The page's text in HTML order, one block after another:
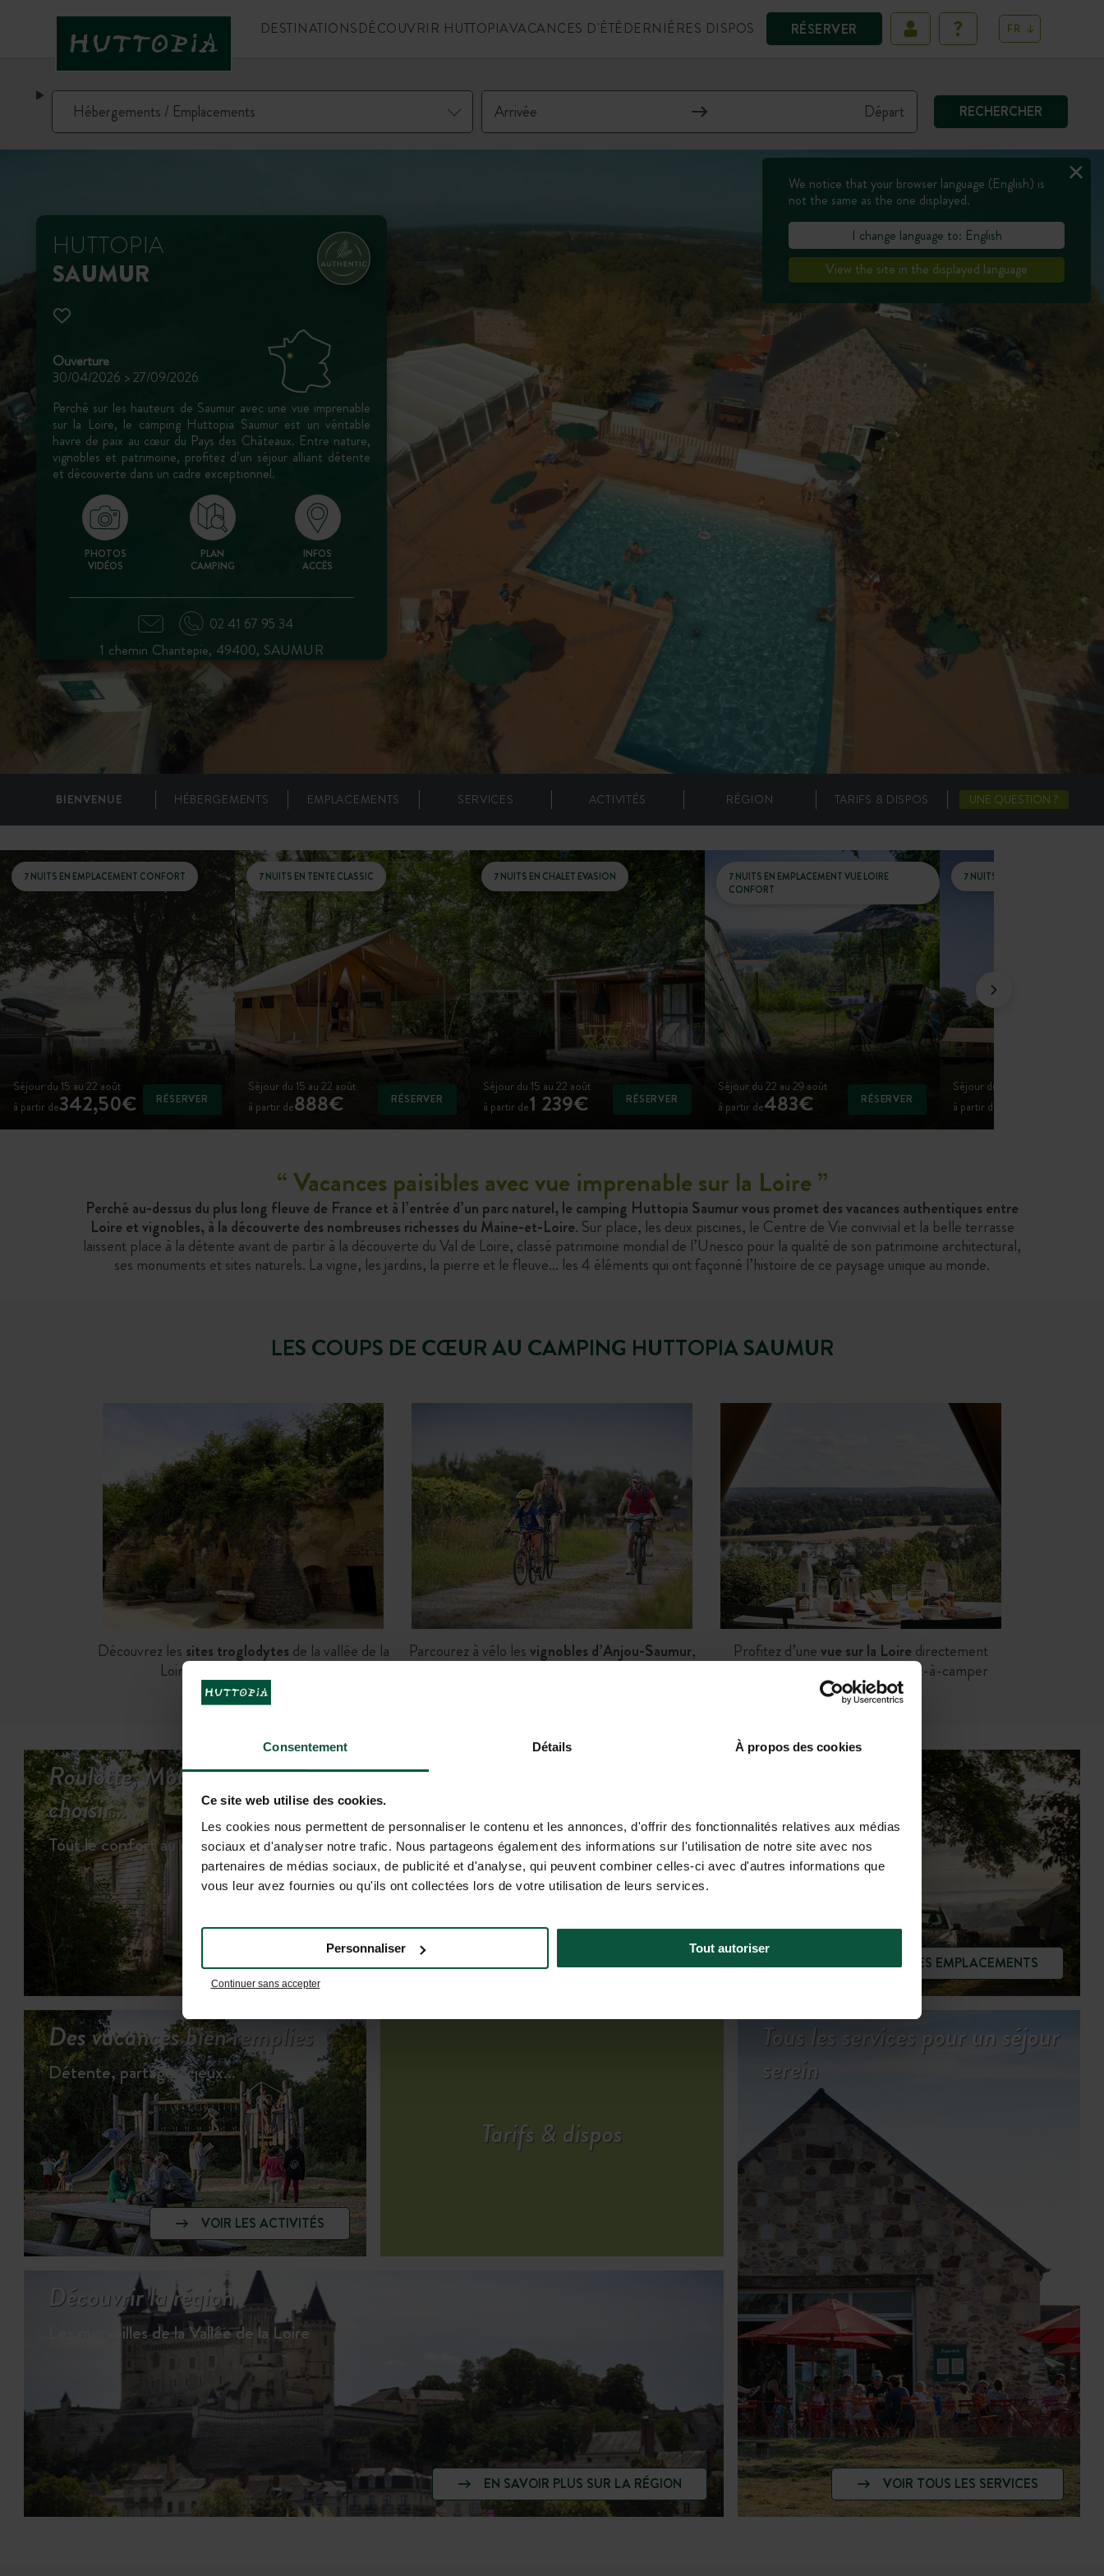
Consentement Détails À propos des cookies
Ce site web utilise des cookies.
Les cookies nous permettent de personnaliser le contenu et les annonces, d'offrir des fonctionnalités relatives aux médias
sociaux et d'analyser notre trafic. Nous partageons également des informations sur l'utilisation de notre site avec nos
partenaires de médias sociaux, de publicité et d'analyse, qui peuvent combiner celles-ci avec d'autres informations que
vous leur avez fournies ou qu'ils ont collectées lors de votre utilisation de leurs services.
Continuer sans accepter
Personnaliser Tout autoriser
RÉSERVER
DESTINATIONSDÉCOUVRIR HUTTOPIAVACANCES D'ÉTÉDERNIÈRES DISPOS FR
RECHERCHER
HUTTOPIA
SAUMUR
Ouverture
30/04/2026 > 27/09/2026
Perché sur les hauteurs de Saumur avec une vue imprenable
sur la Loire, le camping Huttopia Saumur est un véritable
havre de paix au cœur du Pays des Châteaux. Entre nature,
vignobles et patrimoine, profitez d’un séjour alliant détente
et découverte dans un cadre exceptionnel.
PHOTOS
VIDÉOS
PLAN
CAMPING
INFOS
ACCÈS
02 41 67 95 34
1 chemin Chantepie, 49400, SAUMUR
BIENVENUE HÉBERGEMENTS EMPLACEMENTS SERVICES ACTIVITÉS RÉGION TARIFS & DISPOS UNE QUESTION ?
7 NUITS EN EMPLACEMENT CONFORT
Séjour du 15 au 22 août
à partir de342,50€ RÉSERVER
7 NUITS EN TENTE CLASSIC
Séjour du 15 au 22 août
à partir de888€ RÉSERVER
7 NUITS EN CHALET EVASION
Séjour du 15 au 22 août
à partir de1 239€ RÉSERVER
7 NUITS EN EMPLACEMENT VUE LOIRE
CONFORT
Séjour du 22 au 29 août
à partir de483€ RÉSERVER
7 NUITS EN TENTE CLASSIC 4
Séjour du 22 au 29 août
à partir de
“Vacances paisibles avec vue imprenable sur la Loire”
Perché au-dessus du plus long fleuve de France et à l’entrée d’un parc naturel, le camping Huttopia Saumur vous promet des vacances authentiques entre
Loire et vignobles, à la découverte des nombreuses richesses du Maine-et-Loire. Sur place, les deux piscines, le Centre de Vie convivial et la belle terrasse
laissent place à la détente avant de partir à la découverte du Val de Loire, classé patrimoine mondial de l’Unesco pour la qualité de son patrimoine architectural,
ses monuments et sites naturels. La vigne, les jardins, la pierre et le fleuve… les 4 éléments qui ont façonné l’histoire de ce paysage unique au monde.
LES COUPS DE CŒUR AU CAMPING HUTTOPIA SAUMUR
Découvrez les sites troglodytes de la vallée de la
Loire, à deux pas de Saumur
Parcourez à vélo lesvignobles d’Anjou-Saumur,
Profitez d’unevue sur la Loire directement
depuis votre hébergement prêt-à-camper
Roulotte, Mobile-home, Chalet ou Tente à vous de
choisir…
Tout le confort au cœur d'une nature préservée
VOIR LES EMPLACEMENTS
Des vacances bien remplies
Détente, partage & jeux…
VOIR LES ACTIVITÉS
Tarifs & dispos
Tous les services pour un séjour
serein
VOIR TOUS LES SERVICES
Découvrir la région
Les merveilles de la Vallée de la Loire
EN SAVOIR PLUS SUR LA RÉGION
We notice that your browser language (English) is
not the same as the one displayed.
I change language to: English
View the site in the displayed language